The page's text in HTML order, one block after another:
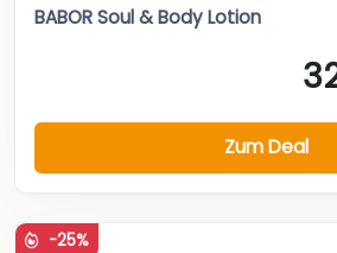
BABOR Soul & Body Lotion
Zum Deal
-25%